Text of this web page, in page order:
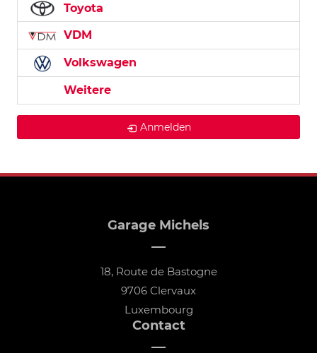
Toyota
VDM
Volkswagen
Weitere
Anmelden
Garage Michels
18, Route de Bastogne
9706 Clervaux
Luxembourg
Contact